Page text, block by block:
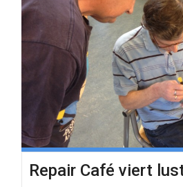
Repair Café viert